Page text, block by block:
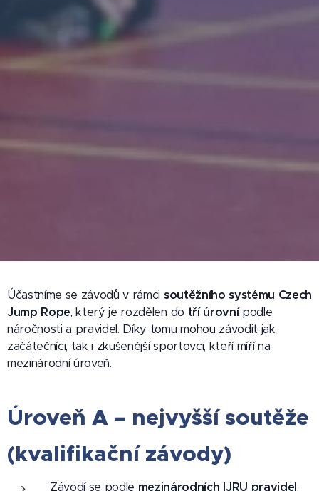
Účastníme se závodů v rámci soutěžního systému Czech
Jump Rope, který je rozdělen do tří úrovnípodle
náročnosti a pravidel. Díky tomu mohou závodit jak
začátečníci, tak i zkušenější sportovci, kteří míří na
mezinárodní úroveň.
Úroveň A – nejvyšší soutěže
(kvalifikační závody)
Závodí se podle mezinárodních IJRU pravidel.